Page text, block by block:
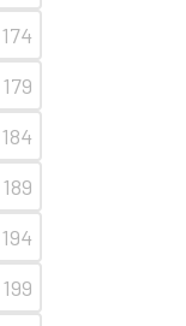
174
179
184
189
194
199